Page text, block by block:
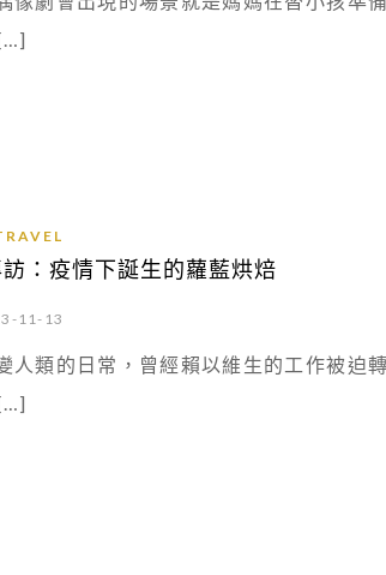
：疫情下誕生的蘿藍烘焙
11-13
人類的日常，曾經賴以維生的工作被迫